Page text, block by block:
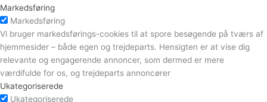
Markedsføring
Markedsføring
Vi bruger markedsførings-cookies til at spore besøgende på tværs af
hjemmesider – både egen og trejdeparts. Hensigten er at vise dig
relevante og engagerende annoncer, som dermed er mere
værdifulde for os, og trejdeparts annoncører
Ukategoriserede
Ukategoriserede